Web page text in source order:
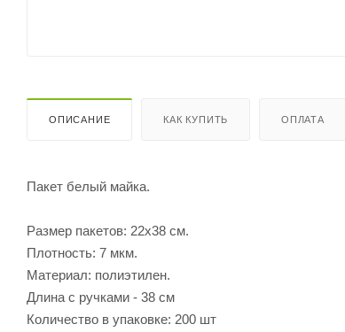
ОПИСАНИЕ КАК КУПИТЬ ОПЛАТА
Пакет белый майка.
Размер пакетов: 22х38 см.
Плотность: 7 мкм.
Материал: полиэтилен.
Длина с ручками - 38 см
Количество в упаковке: 200 шт